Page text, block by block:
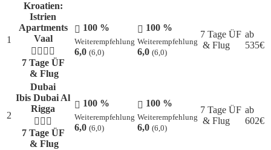
1
Kroatien:
Istrien
Apartments
Vaal
7 Tage ÜF
& Flug
100 %
Weiterempfehlung
6,0 (6,0)
100 %
Weiterempfehlung
6,0 (6,0)
7 Tage ÜF
& Flug
ab
535€
2
Dubai
Ibis Dubai Al
Rigga
7 Tage ÜF
& Flug
100 %
Weiterempfehlung
6,0 (6,0)
100 %
Weiterempfehlung
6,0 (6,0)
7 Tage ÜF
& Flug
ab
602€